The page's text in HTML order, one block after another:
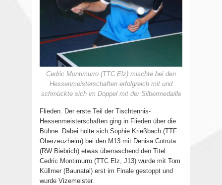
Cedric Montimurro (TTC Elz) mischte bei den
Hessenmeisterschaften erfolgreich mit und
schmückte sich im Doppel mit der Silbermedaille
Flieden. Der erste Teil der Tischtennis-
Hessenmeisterschaften ging in Flieden über die
Bühne. Dabei holte sich Sophie Krießbach (TTF
Oberzeuzheim) bei den M13 mit Denisa Cotruta
(RW Biebrich) etwas überraschend den Titel.
Cedric Montimurro (TTC Elz, J13) wurde mit Tom
Küllmer (Baunatal) erst im Finale gestoppt und
wurde Vizemeister.